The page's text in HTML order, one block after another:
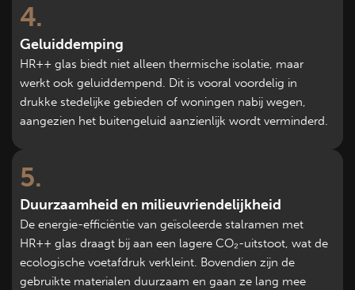
4
Geluiddemping
HR++ glas biedt niet alleen thermische isolatie, maar
werkt ook geluiddempend. Dit is vooral voordelig in
drukke stedelijke gebieden of woningen nabij wegen,
aangezien het buitengeluid aanzienlijk wordt verminderd.
5
Duurzaamheid en milieuvriendelijkheid
De energie-efficiëntie van geïsoleerde stalramen met
HR++ glas draagt bij aan een lagere CO₂-uitstoot, wat de
ecologische voetafdruk verkleint. Bovendien zijn de
gebruikte materialen duurzaam en gaan ze lang mee